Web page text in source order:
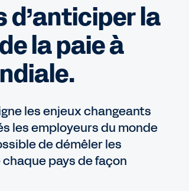
d’anticiper la
la paie à
les enjeux changeants
les employeurs du monde
de démêler les
pays de façon